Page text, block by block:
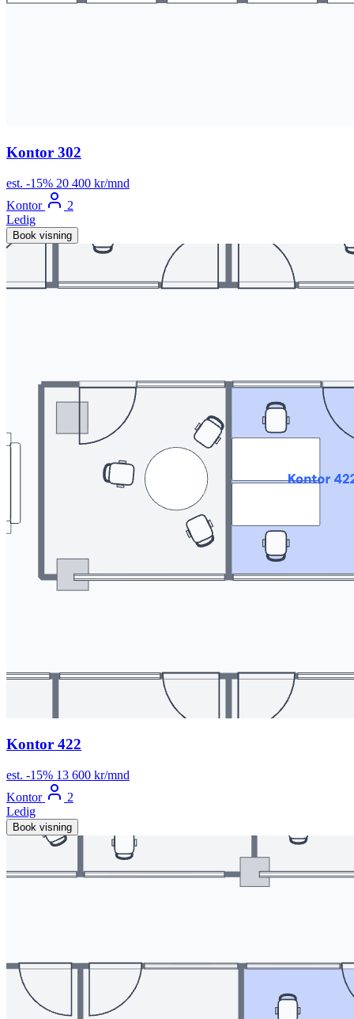
Kontor 302
est. -15% 20 400 kr/mnd
Kontor
2
Ledig
Book visning
Kontor 422
est. -15% 13 600 kr/mnd
Kontor
2
Ledig
Book visning